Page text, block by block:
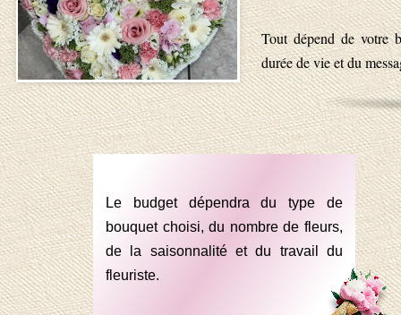
Le budget dépendra du type de
bouquet choisi, du nombre de fleurs,
de la saisonnalité et du travail du
fleuriste.
Tout dépend de votre
durée de vie et du